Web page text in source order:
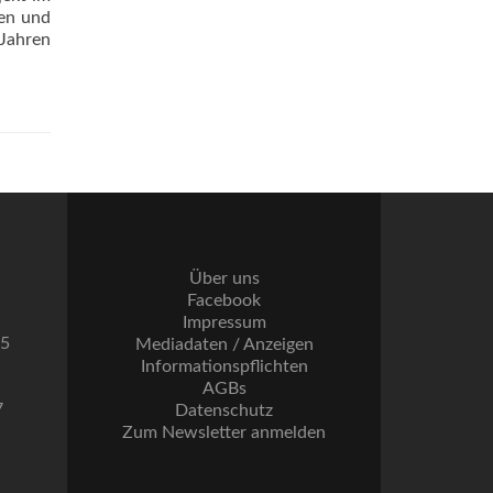
und
Über uns
Facebook
Impressum
Mediadaten / Anzeigen
Informationspflichten
AGBs
Datenschutz
Zum Newsletter anmelden